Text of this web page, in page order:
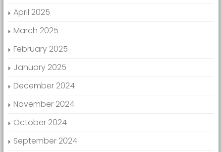
April 2025
March 2025
February 2025
January 2025
December 2024
November 2024
October 2024
September 2024